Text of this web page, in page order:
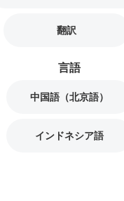
翻訳
言語
中国語（北京語）
インドネシア語